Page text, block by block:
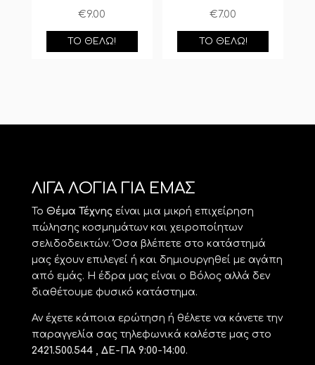
€9.00
ΤΟ ΘΈΛΩ!
€7.00
ΤΟ ΘΈΛΩ!
ΛΙΓΑ ΛΟΓΙΑ ΓΙΑ ΕΜΑΣ
Το Θέμα Τέχνηςείναι μια μικρή επιχείρηση
πώλησης κοσμημάτων και χειροποίητων
σελιδοδεικτών. Όσα βλέπετε στο κατάστημά
μας έχουν επιλεγεί ή και δημιουργηθεί με αγάπη
από εμάς. Η έδρα μας είναι ο Βόλος αλλά δεν
διαθέτουμε φυσικό κατάστημα.
Αν έχετε κάποια ερώτηση ή θέλετε να κάνετε την
παραγγελία σας τηλεφωνικά καλέστε μας στο
2421.500.544 , ΔΕ-ΠΑ 9:00-14:00.